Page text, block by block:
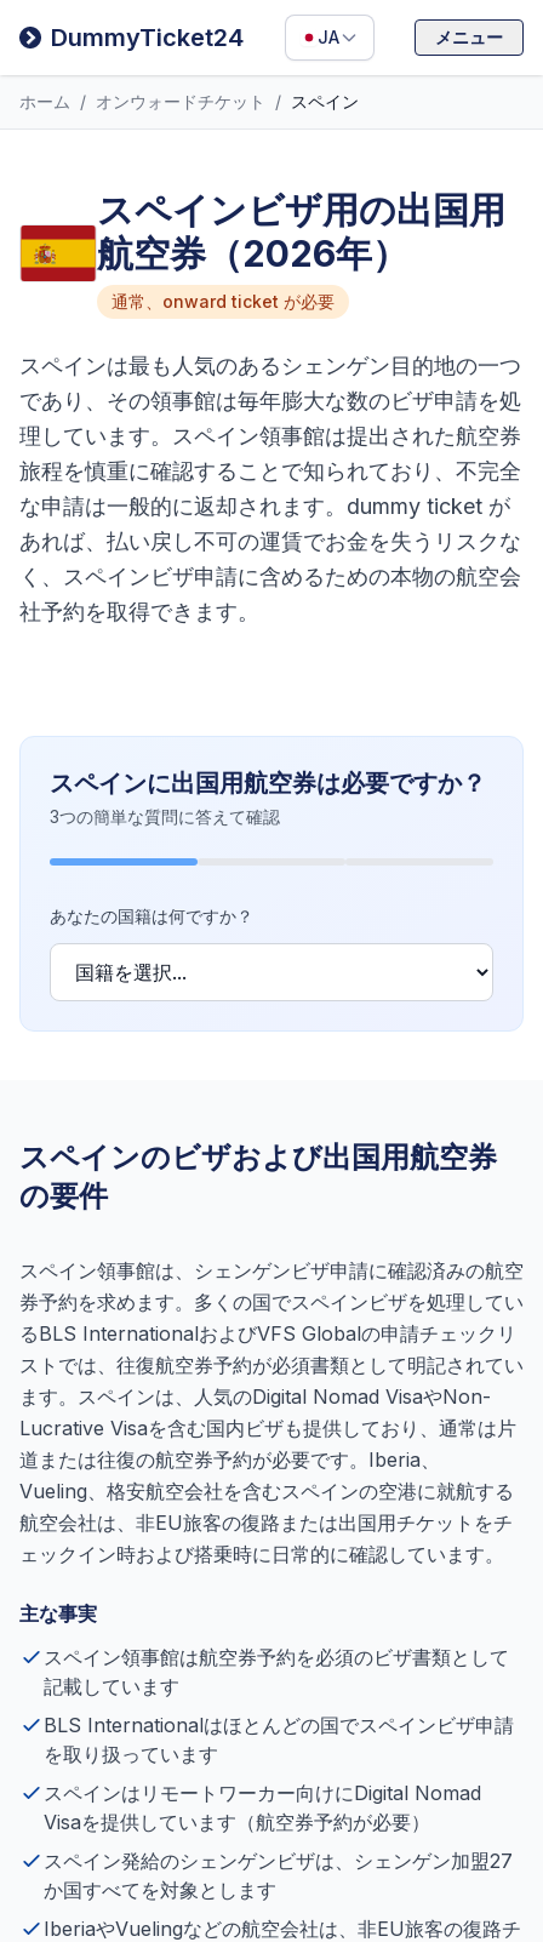
DummyTicket24 JA
Filipino
Deutsch
Español
メニュー
ホーム / オンウォードチケット / スペイン
スペインビザ用の出国用
航空券（2026年）
通常、onward ticket が必要
スペインは最も人気のあるシェンゲン目的地の一つ
であり、その領事館は毎年膨大な数のビザ申請を処
理しています。スペイン領事館は提出された航空券
旅程を慎重に確認することで知られており、不完全
な申請は一般的に返却されます。dummy ticket が
あれば、払い戻し不可の運賃でお金を失うリスクな
く、スペインビザ申請に含めるための本物の航空会
社予約を取得できます。
スペインに出国用航空券は必要ですか？
3つの簡単な質問に答えて確認
あなたの国籍は何ですか？
スペインのビザおよび出国用航空券
の要件
スペイン領事館は、シェンゲンビザ申請に確認済みの航空
券予約を求めます。多くの国でスペインビザを処理してい
るBLS InternationalおよびVFS Globalの申請チェックリ
ストでは、往復航空券予約が必須書類として明記されてい
ます。スペインは、人気のDigital Nomad VisaやNon-
Lucrative Visaを含む国内ビザも提供しており、通常は片
道または往復の航空券予約が必要です。Iberia、
Vueling、格安航空会社を含むスペインの空港に就航する
航空会社は、非EU旅客の復路または出国用チケットをチ
ェックイン時および搭乗時に日常的に確認しています。
主な事実
スペイン領事館は航空券予約を必須のビザ書類として
記載しています
BLS Internationalはほとんどの国でスペインビザ申請
を取り扱っています
スペインはリモートワーカー向けにDigital Nomad
Visaを提供しています（航空券予約が必要）
スペイン発給のシェンゲンビザは、シェンゲン加盟27
か国すべてを対象とします
IberiaやVuelingなどの航空会社は、非EU旅客の復路チ